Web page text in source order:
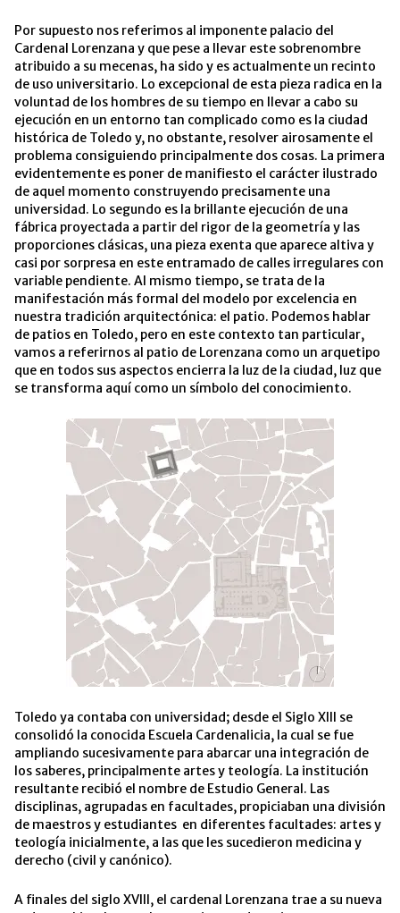
Por supuesto nos referimos al imponente palacio del
Cardenal Lorenzana y que pese a llevar este sobrenombre
atribuido a su mecenas, ha sido y es actualmente un recinto
de uso universitario. Lo excepcional de esta pieza radica en la
voluntad de los hombres de su tiempo en llevar a cabo su
ejecución en un entorno tan complicado como es la ciudad
histórica de Toledo y, no obstante, resolver airosamente el
problema consiguiendo principalmente dos cosas. La primera
evidentemente es poner de manifiesto el carácter ilustrado
de aquel momento construyendo precisamente una
universidad. Lo segundo es la brillante ejecución de una
fábrica proyectada a partir del rigor de la geometría y las
proporciones clásicas, una pieza exenta que aparece altiva y
casi por sorpresa en este entramado de calles irregulares con
variable pendiente. Al mismo tiempo, se trata de la
manifestación más formal del modelo por excelencia en
nuestra tradición arquitectónica: el patio. Podemos hablar
de patios en Toledo, pero en este contexto tan particular,
vamos a referirnos al patio de Lorenzana como un arquetipo
que en todos sus aspectos encierra la luz de la ciudad, luz que
se transforma aquí como un símbolo del conocimiento.
Toledo ya contaba con universidad; desde el Siglo XIII se
consolidó la conocida Escuela Cardenalicia, la cual se fue
ampliando sucesivamente para abarcar una integración de
los saberes, principalmente artes y teología. La institución
resultante recibió el nombre de Estudio General. Las
disciplinas, agrupadas en facultades, propiciaban una división
de maestros y estudiantes en diferentes facultades: artes y
teología inicialmente, a las que les sucedieron medicina y
derecho (civil y canónico).
A finales del siglo XVIII, el cardenal Lorenzana trae a su nueva